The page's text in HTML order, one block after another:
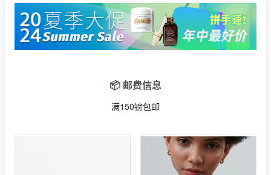
📦 邮费信息
满150镑包邮